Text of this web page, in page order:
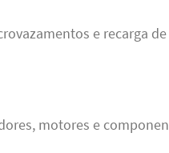
e recarga de
motores e